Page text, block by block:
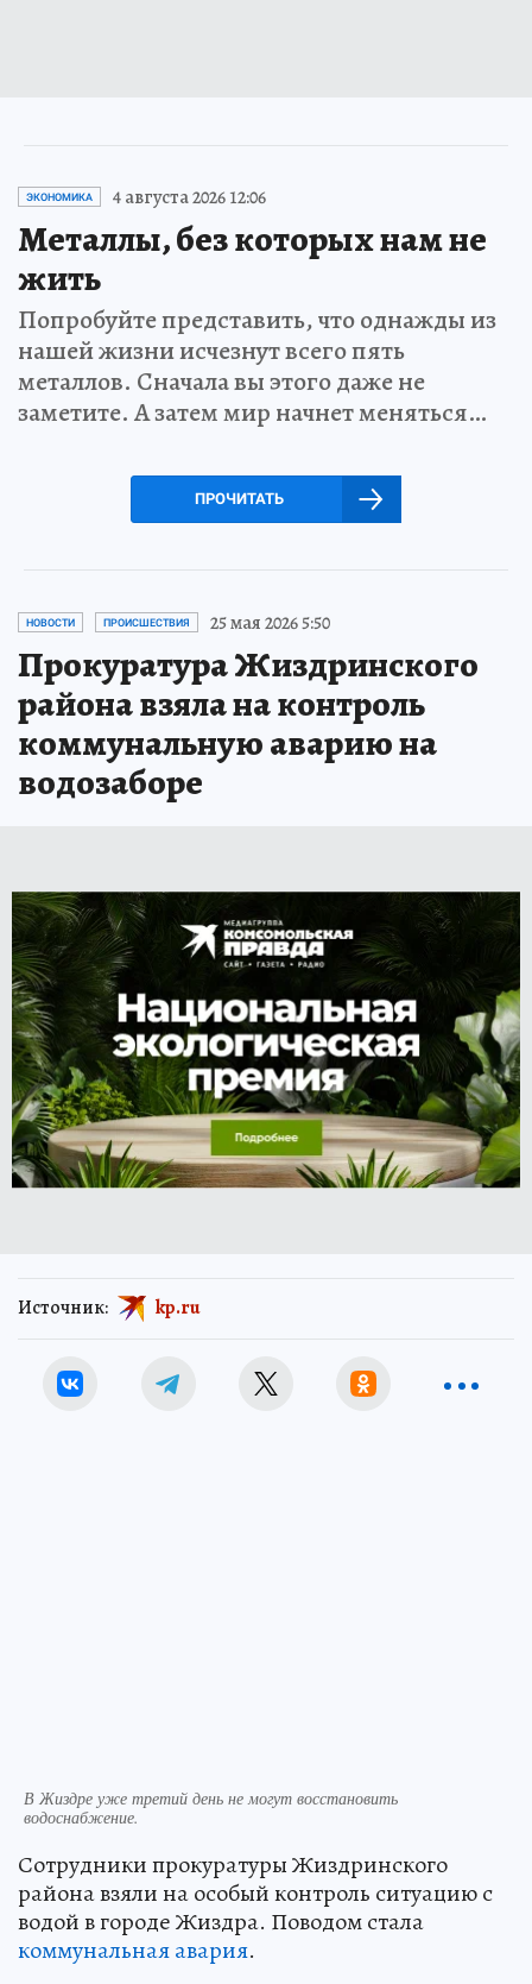
ЭКОНОМИКА 4 августа 2026 12:06
Металлы, без которых нам не
жить
Попробуйте представить, что однажды из
нашей жизни исчезнут всего пять
металлов. Сначала вы этого даже не
заметите. А затем мир начнет меняться…
ПРОЧИТАТЬ
НОВОСТИ ПРОИСШЕСТВИЯ 25 мая 2026 5:50
Прокуратура Жиздринского
района взяла на контроль
коммунальную аварию на
водозаборе
Источник: kp.ru
В Жиздре уже третий день не могут восстановить
водоснабжение.
Сотрудники прокуратуры Жиздринского
района взяли на особый контроль ситуацию с
водой в городе Жиздра. Поводом стала
коммунальная авария.